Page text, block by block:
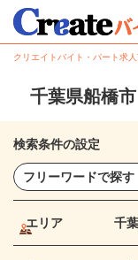
クリエイトバイト・パート求
千葉県船橋
検索条件の設定
エリア 千